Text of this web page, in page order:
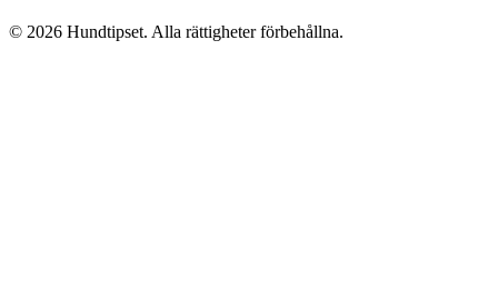
© 2026 Hundtipset. Alla rättigheter förbehållna.